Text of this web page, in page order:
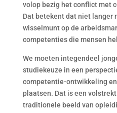
volop bezig het conflict met
Dat betekent dat niet langer
wisselmunt op de
competenties die mensen
We moeten integendeel
studiekeuze in een
competentie-ontwikkeling
plaatsen. Dat is een
traditionele beeld van